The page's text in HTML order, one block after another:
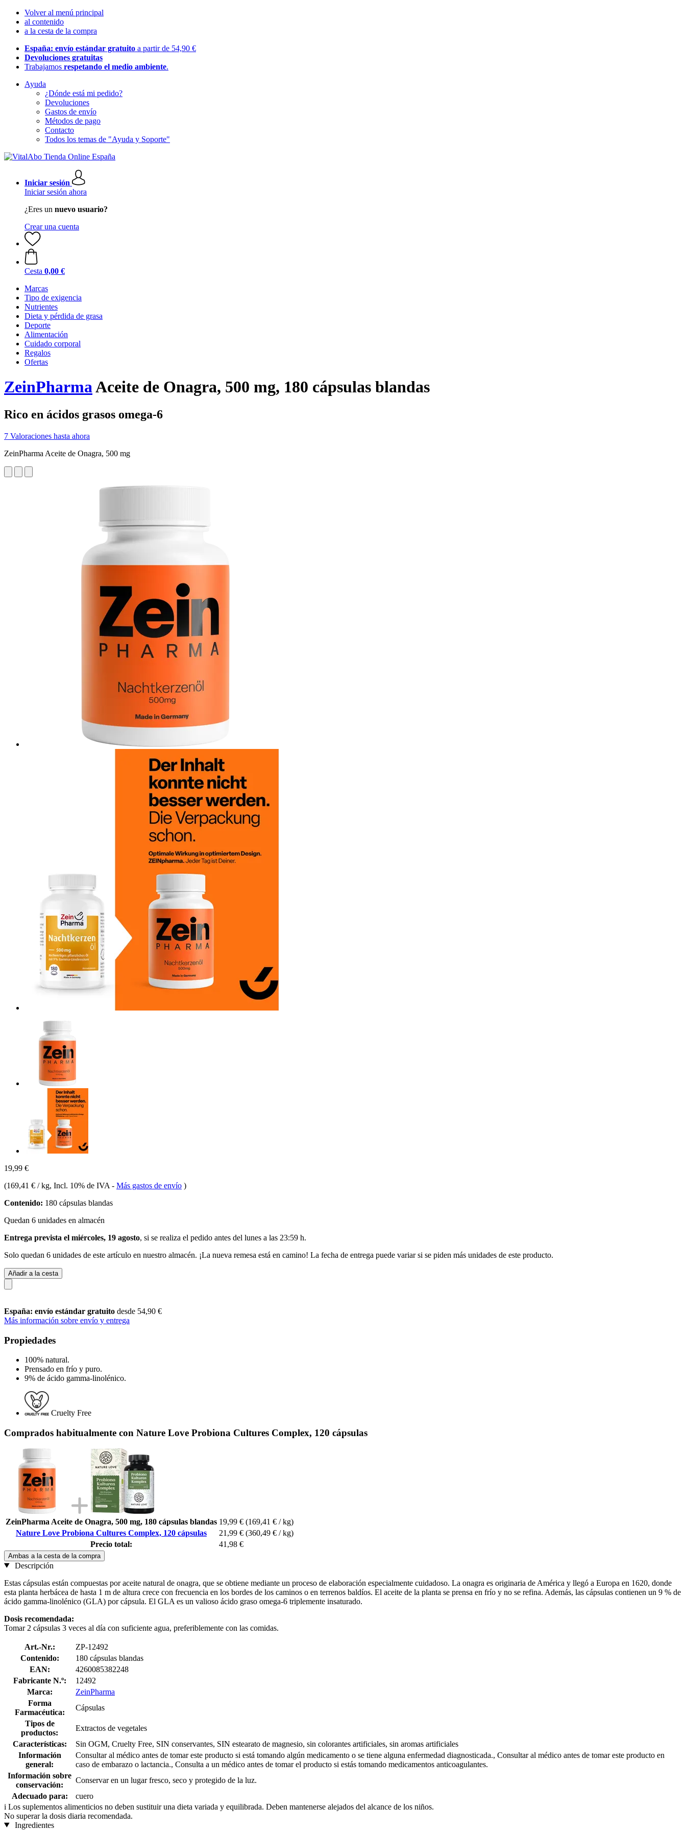
Volver al menú principal
al contenido
a la cesta de la compra
España: envío estándar gratuito a partir de 54,90 €
Devoluciones gratuitas
Trabajamos respetando el medio ambiente.
Ayuda
¿Dónde está mi pedido?
Devoluciones
Gastos de envío
Métodos de pago
Contacto
Todos los temas de "Ayuda y Soporte"
Iniciar sesión
Iniciar sesión ahora
¿Eres un nuevo usuario?
Crear una cuenta
Cesta 0,00 €
Marcas
Tipo de exigencia
Nutrientes
Dieta y pérdida de grasa
Deporte
Alimentación
Cuidado corporal
Regalos
Ofertas
ZeinPharmaAceite de Onagra, 500 mg, 180 cápsulas blandas
Rico en ácidos grasos omega-6
7 Valoraciones hasta ahora
ZeinPharma Aceite de Onagra, 500 mg
19,99 €
(169,41 € / kg, Incl. 10% de IVA - Más gastos de envío )
Contenido: 180 cápsulas blandas
Quedan 6 unidades en almacén
Entrega prevista el miércoles, 19 agosto, si se realiza el pedido antes del lunes a las 23:59 h.
Solo quedan 6 unidades de este artículo en nuestro almacén. ¡La nueva remesa está en camino! La fecha de entrega puede variar si se piden más unidades de este producto.
Añadir a la cesta
España: envío estándar gratuito desde 54,90 €
Más información sobre envío y entrega
Propiedades
100% natural.
Prensado en frío y puro.
9% de ácido gamma-linolénico.
Cruelty Free
Comprados habitualmente con Nature Love Probiona Cultures Complex, 120 cápsulas
ZeinPharma Aceite de Onagra, 500 mg, 180 cápsulas blandas 19,99 € (169,41 € / kg)
Nature Love Probiona Cultures Complex, 120 cápsulas
21,99 € (360,49 € / kg)
Precio total:
41,98 €
Ambas a la cesta de la compra
Descripción
Estas cápsulas están compuestas por aceite natural de onagra, que se obtiene mediante un proceso de elaboración especialmente cuidadoso. La onagra es originaria de América y llegó a Europa en 1620, donde
esta planta herbácea de hasta 1 m de altura crece con frecuencia en los bordes de los caminos o en terrenos baldíos. El aceite de la planta se prensa en frío y no se refina. Además, las cápsulas contienen un 9 % de
ácido gamma-linolénico (GLA) por cápsula. El GLA es un valioso ácido graso omega-6 triplemente insaturado.
Dosis recomendada:
Tomar 2 cápsulas 3 veces al día con suficiente agua, preferiblemente con las comidas.
Art.-Nr.:
ZP-12492
Contenido:
180 cápsulas blandas
EAN:
4260085382248
Fabricante N.º:
12492
Marca:
ZeinPharma
Forma
Farmacéutica:
Cápsulas
Tipos de
productos:
Extractos de vegetales
Características:
Sin OGM, Cruelty Free, SIN conservantes, SIN estearato de magnesio, sin colorantes artificiales, sin aromas artificiales
Información
general:
Consultar al médico antes de tomar este producto si está tomando algún medicamento o se tiene alguna enfermedad diagnosticada., Consultar al médico antes de tomar este producto en
caso de embarazo o lactancia., Consulta a un médico antes de tomar el producto si estás tomando medicamentos anticoagulantes.
Información sobre
conservación:
Conservar en un lugar fresco, seco y protegido de la luz.
Adecuado para:
cuero
i Los suplementos alimenticios no deben sustituir una dieta variada y equilibrada. Deben mantenerse alejados del alcance de los niños.
No superar la dosis diaria recomendada.
Ingredientes